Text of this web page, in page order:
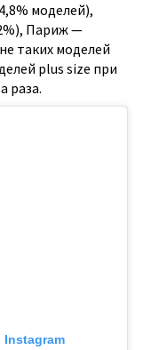
моделей),
Париж —
таких моделей
plus size при
раза.
Instagram